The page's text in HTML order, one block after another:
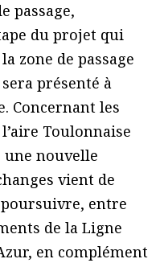
passage,
du projet qui
zone de passage
présenté à
Concernant les
Toulonnaise
une nouvelle
vient de
poursuivre, entre
de la Ligne
en complément